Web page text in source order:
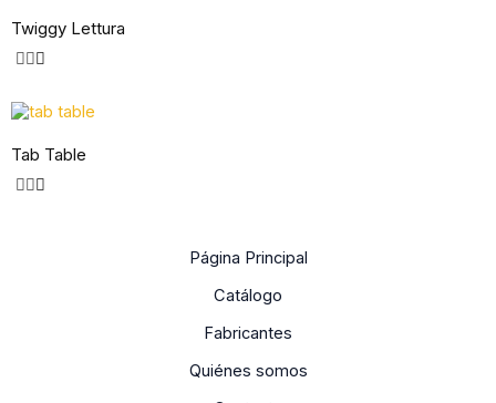
Twiggy Lettura
Tab Table
Página Principal
Catálogo
Fabricantes
Quiénes somos